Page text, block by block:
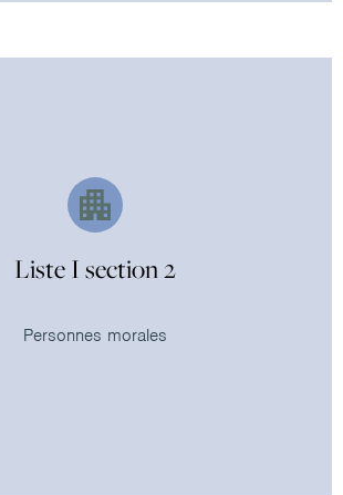
Liste I section 2
Personnes morales